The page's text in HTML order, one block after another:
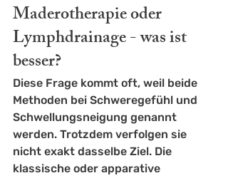
Maderotherapie oder
Lymphdrainage - was ist
besser?
Diese Frage kommt oft, weil beide
Methoden bei Schweregefühl und
Schwellungsneigung genannt
werden. Trotzdem verfolgen sie
nicht exakt dasselbe Ziel. Die
klassische oder apparative